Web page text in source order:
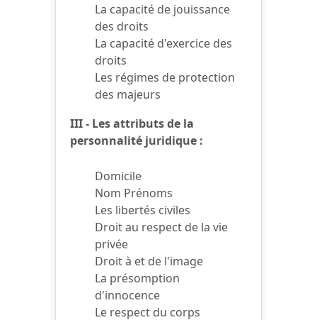
La capacité de jouissance
des droits
La capacité d'exercice des
droits
Les régimes de protection
des majeurs
III - Les attributs de la
personnalité juridique :
Domicile
Nom Prénoms
Les libertés civiles
Droit au respect de la vie
privée
Droit à et de l'image
La présomption
d'innocence
Le respect du corps